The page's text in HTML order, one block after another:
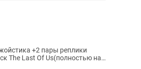
+2 пары реплики
The Last Of Us(полностью на